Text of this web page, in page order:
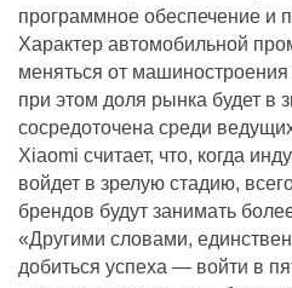
программное обеспечение и
Характер автомобильной
меняться от машиностроения
при этом доля рынка будет в
сосредоточена среди
Xiaomi считает, что, когда
войдет в зрелую стадию,
брендов будут занимать
«Другими словами,
добиться успеха — войти в